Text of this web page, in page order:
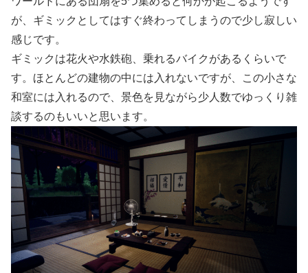
が、ギミックとしてはすぐ終わってしまうので少し寂しい
感じです。
ギミックは花火や水鉄砲、乗れるバイクがあるくらいで
す。ほとんどの建物の中には入れないですが、この小さな
和室には入れるので、景色を見ながら少人数でゆっくり雑
談するのもいいと思います。